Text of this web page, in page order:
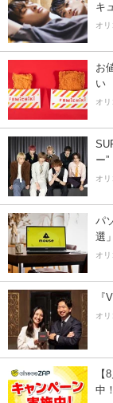
キ
オ
お
い
オ
ー”
オ
パ
選」
オ
オ
中！